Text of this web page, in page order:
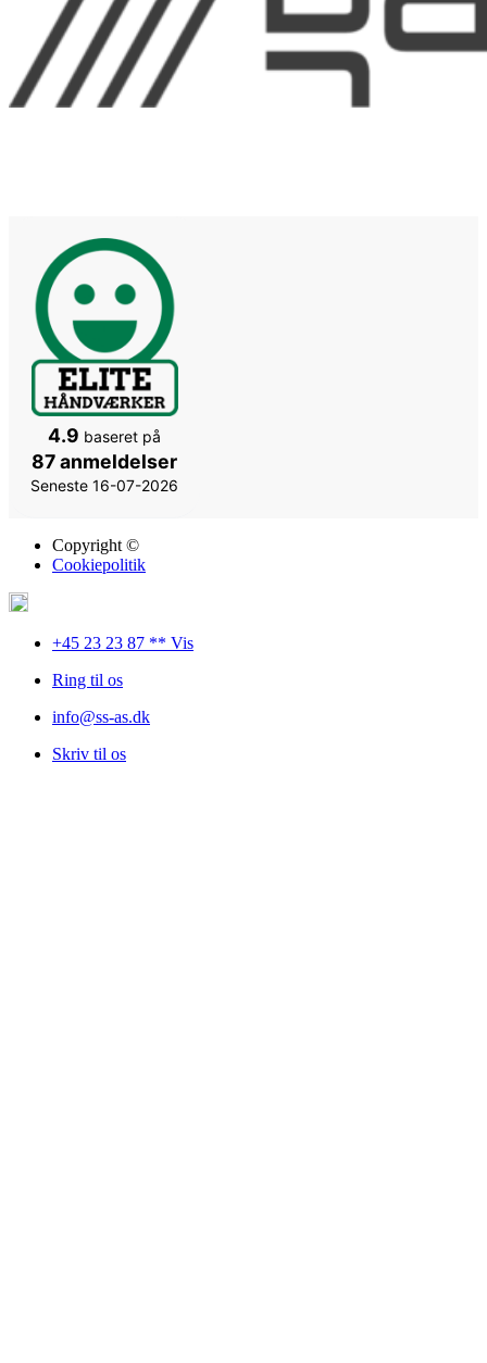
4.9 baseret på
87 anmeldelser
Seneste 16-07-2026
Copyright ©
Cookiepolitik
+45 23 23 87 ** Vis
Ring til os
info@ss-as.dk
Skriv til os